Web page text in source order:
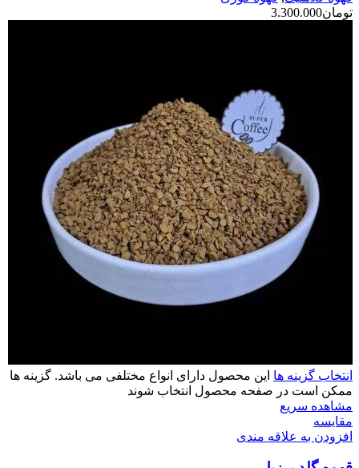
تومان3.300.000
انتخاب گزینه ها این محصول دارای انواع مختلفی می باشد. گزینه ها
ممکن است در صفحه محصول انتخاب شوند
مشاهده سریع
مقایسه
افزودن به علاقه مندی